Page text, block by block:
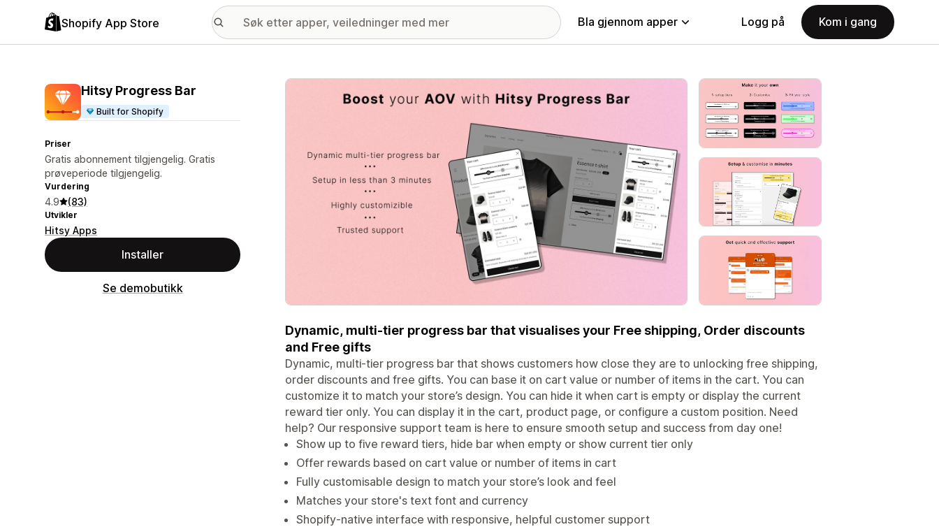
Shopify App Store Bla gjennom apper Logg på Kom i gang
Hitsy Progress Bar
Built for Shopify
Priser
Gratis abonnement tilgjengelig. Gratis
prøveperiode tilgjengelig.
Vurdering
4.9 (83)
Utvikler
Hitsy Apps
Installer
Se demobutikk
Galleri med fremhevede bilder
Dynamic, multi-tier progress bar that visualises your Free shipping, Order discounts
and Free gifts
Dynamic, multi-tier progress bar that shows customers how close they are to unlocking free shipping,
order discounts and free gifts. You can base it on cart value or number of items in the cart. You can
customize it to match your store’s design. You can hide it when cart is empty or display the current
reward tier only. You can display it in the cart, product page, or configure a custom position. Need
help? Our responsive support team is here to ensure smooth setup and success from day one!
Show up to five reward tiers, hide bar when empty or show current tier only
Offer rewards based on cart value or number of items in cart
Fully customisable design to match your store’s look and feel
Matches your store's text font and currency
Shopify-native interface with responsive, helpful customer support